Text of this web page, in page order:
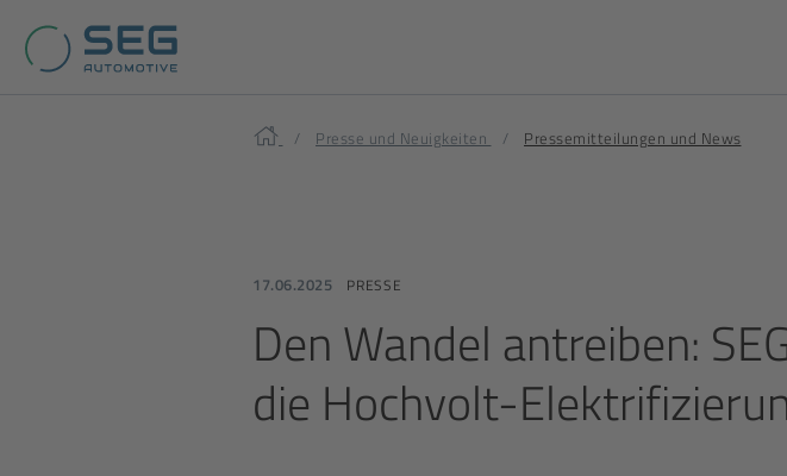
Home Presse und Neuigkeiten Pressemitteilungen und News
17.06.2025 PRESSE
Den Wandel antreiben:
die Hochvolt-